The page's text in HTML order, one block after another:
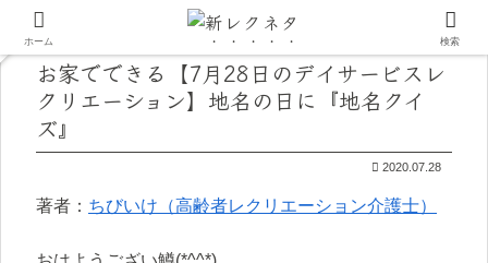
お家でできる【7月28日のデイサービスレ
クリエーション】地名の日に『地名クイ
ズ』
2020.07.28
著者： ちびいけ（高齢者レクリエーション介護士）
ホーム 検索